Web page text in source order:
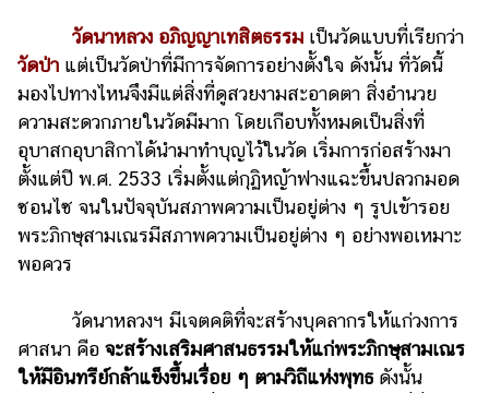
วัดนาหลวง อภิญญาเทสิตธรรม เป็นวัดแบบที่เรียกว่า
วัดป่า แต่เป็นวัดป่าที่มีการจัดการอย่างตั้งใจ ดังนั้น ที่วัดนี้
มองไปทางไหนจึงมีแต่สิ่งที่ดูสวยงามสะอาดตา สิ่งอำนวย
ความสะดวกภายในวัดมีมาก โดยเกือบทั้งหมดเป็นสิ่งที่
อุบาสกอุบาสิกาได้นำมาทำบุญไว้ในวัด เริ่มการก่อสร้างมา
ตั้งแต่ปี พ.ศ. 2533 เริ่มตั้งแต่กุฏิหญ้าฟางแฉะขึ้นปลวกมอด
ซอนไซ จนในปัจจุบันสภาพความเป็นอยู่ต่าง ๆ รูปเข้ารอย
พระภิกษุสามเณรมีสภาพความเป็นอยู่ต่าง ๆ อย่างพอเหมาะ
พอควร
วัดนาหลวงฯ มีเจตคติที่จะสร้างบุคลากรให้แก่วงการ
ศาสนา คือ จะสร้างเสริมศาสนธรรมให้แก่พระภิกษุสามเณร
ให้มีอินทรีย์กล้าแข็งขึ้นเรื่อย ๆ ตามวิถีแห่งพุทธดังนั้น